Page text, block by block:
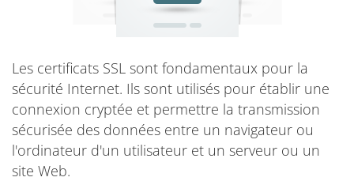
Les certificats SSL sont fondamentaux pour la
sécurité Internet. Ils sont utilisés pour établir une
connexion cryptée et permettre la transmission
sécurisée des données entre un navigateur ou
l'ordinateur d'un utilisateur et un serveur ou un
site Web.